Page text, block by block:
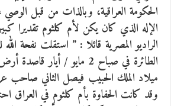
الحكومة العراقية، وبالذات من قبل
الإله الذي كان يكن لأم كلثوم تقديرا
الراديو المصرية قائلا : ” استقلت نفحة
الطائرة في صباح 2 مايو / أيار
ميلاد الملك الحبيب فيصل الثاني صاحب
وقد كانت الحفاوة بأم كلثوم في العراق